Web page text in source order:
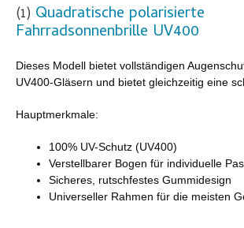
(1) Quadratische polarisierte
Fahrradsonnenbrille UV400
Dieses Modell bietet vollständigen
UV400-Gläsern und bietet gleichzeitig eine
Hauptmerkmale:
100% UV-Schutz (UV400)
Verstellbarer Bogen für individuelle
Sicheres, rutschfestes Gummidesign
Universeller Rahmen für die meisten